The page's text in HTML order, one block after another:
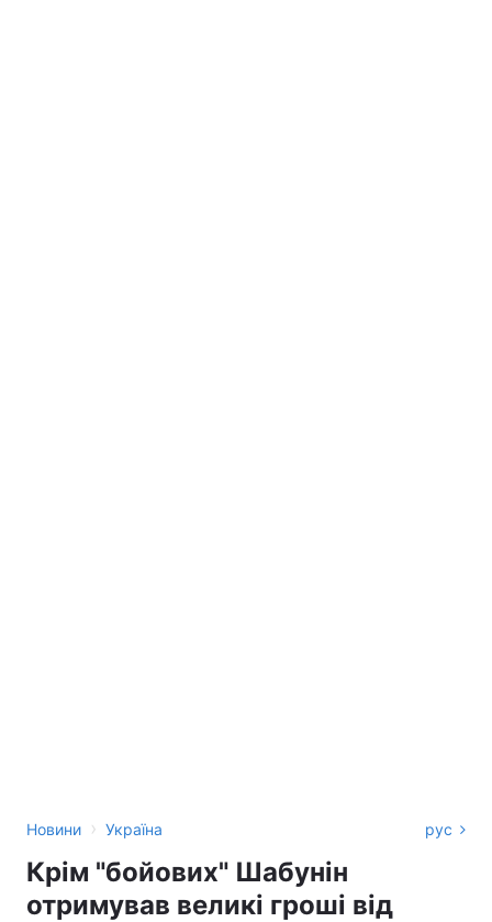
Новини › Україна рус
Крім "бойових" Шабунін
отримував великі гроші від